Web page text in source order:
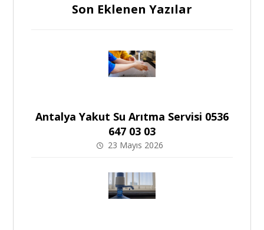
Son Eklenen Yazılar
Antalya Yakut Su Arıtma Servisi 0536
647 03 03
23 Mayıs 2026